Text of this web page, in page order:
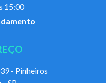
15:00
- Pinheiros